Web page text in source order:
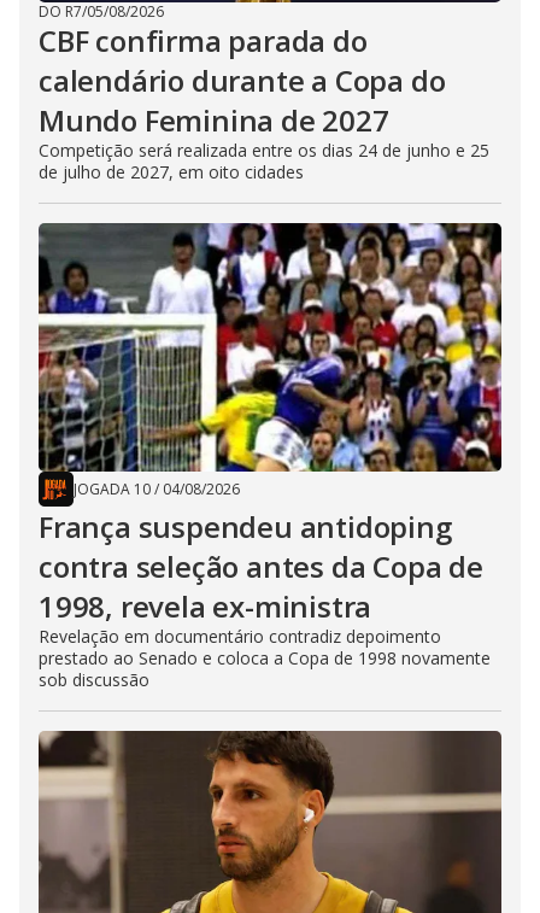
DO R7/05/08/2026
CBF confirma parada do
calendário durante a Copa do
Mundo Feminina de 2027
Competição será realizada entre os dias 24 de junho e 25
de julho de 2027, em oito cidades
JOGADA 10/ 04/08/2026
França suspendeu antidoping
contra seleção antes da Copa de
1998, revela ex-ministra
Revelação em documentário contradiz depoimento
prestado ao Senado e coloca a Copa de 1998 novamente
sob discussão